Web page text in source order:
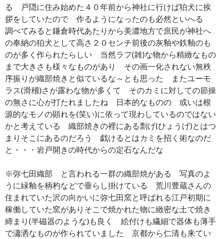
る 戸隠に住み始めた４０年前から神社に行けば狛犬に挨
拶をしていたので 作るようになったのも必然といへる
調べてみると鎌倉時代あたりから美濃地方で庶民が神社へ
の奉納の狛犬として高さ２０センチ前後の灰釉や鉄釉のも
のが多く作られたらしい 当然ラフ(雑)な物から精緻なもの
まで大きさも様々なものがあり その画一化されない無秩
序振りが織部焼きと似ているな～とも思った またユーモ
ラス(滑稽)さが露わな物が多くて そのカミに対しての節操
の無さに心が打たれましたね 日本的なものの 或いは根
源的なモノの顕れを(笑い)に依って現わしているのではない
かと考えている 織部焼きの裡にある剽げ(ひょうげ)とはつ
まりそこにあるのだろう 戯けるとはカミを招く術なのだ
と・・・岩戸開きの時代からの定石なんだな
※弥七田織部 と言われる一群の織部焼がある 写真のよ
うに緑釉を柄杓などで垂らし掛けている 荒川豊蔵さんの
住まれていた沢の向かいに弥七田窯と呼ばれる江戸初期に
稼働していた窯がありそこで焼かれた物に緻密な土で焼き
締まり(半磁器のような)も良く 絵付けも繊細で器体も薄手
で瀟洒なものが作られていました 京都から仁清も来てい